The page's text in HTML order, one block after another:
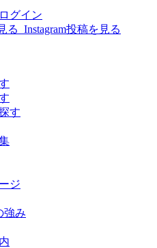
グイン
る Instagram投稿を見る
す
ジ
強み